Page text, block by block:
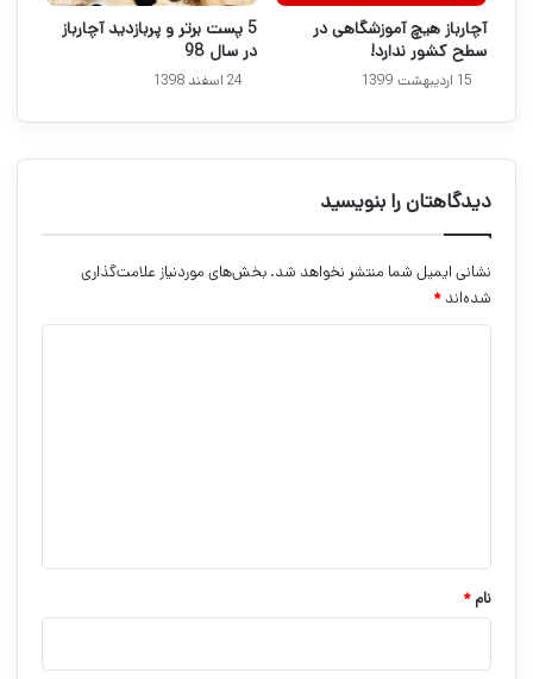
آچارباز هیچ آموزشگاهی در
سطح کشور ندارد!
15 اردیبهشت 1399
5 پست برتر و پربازدید آچارباز
در سال 98
24 اسفند 1398
دیدگاهتان را بنویسید
نشانی ایمیل شما منتشر نخواهد شد. بخش‌های موردنیاز علامت‌گذاری
شده‌اند *
نام *